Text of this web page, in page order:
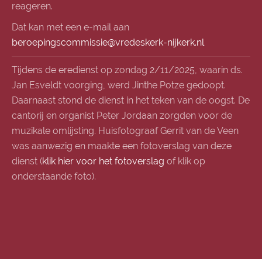
reageren.
Dat kan met een e-mail aan
beroepingscommissie@vredeskerk-nijkerk.nl
Tijdens de eredienst op zondag 2/11/2025, waarin ds.
Jan Esveldt voorging, werd Jinthe Potze gedoopt.
Daarnaast stond de dienst in het teken van de oogst. De
cantorij en organist Peter Jordaan zorgden voor de
muzikale omlijsting. Huisfotograaf Gerrit van de Veen
was aanwezig en maakte een fotoverslag van deze
dienst (klik hier voor het fotoverslag of klik op
onderstaande foto).